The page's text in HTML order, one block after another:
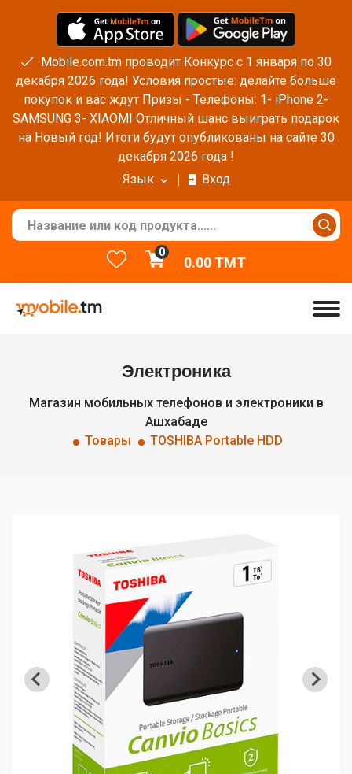
Mobile.com.tm проводит Конкурс с 1 января по 30
декабря 2026 года! Условия простые: делайте больше
покупок и вас ждут Призы - Телефоны: 1- iPhone 2-
SAMSUNG 3- XIAOMI Отличный шанс выиграть подарок
на Новый год! Итоги будут опубликованы на сайте 30
декабря 2026 года !
Язык
Вход
0
0.00TMT
Электроника
Магазин мобильных телефонов и электроники в
Ашхабаде
Товары
TOSHIBA Portable HDD